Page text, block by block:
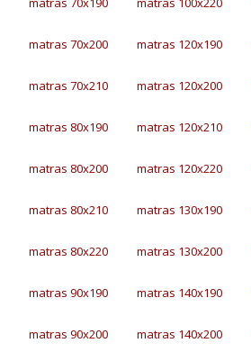
matras 70x200 matras 120x190
matras 70x210 matras 120x200
matras 80x190 matras 120x210
matras 80x200 matras 120x220
matras 80x210 matras 130x190
matras 80x220 matras 130x200
matras 90x190 matras 140x190
matras 90x200 matras 140x200